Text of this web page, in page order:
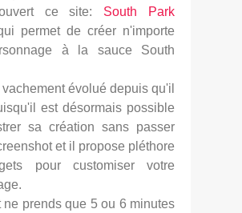
ce site: South Park
permet de créer n'importe
à la sauce South
vachement évolué depuis qu'il
est désormais possible
sa création sans passer
et il propose pléthore
pour customiser votre
ne prends que 5 ou 6 minutes